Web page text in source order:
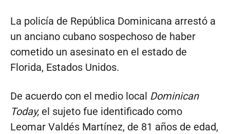
La policía de República Dominicana arrestó a
un anciano cubano sospechoso de haber
cometido un asesinato en el estado de
Florida, Estados Unidos.
De acuerdo con el medio local Dominican
Today, el sujeto fue identificado como
Leomar Valdés Martínez, de 81 años de edad,